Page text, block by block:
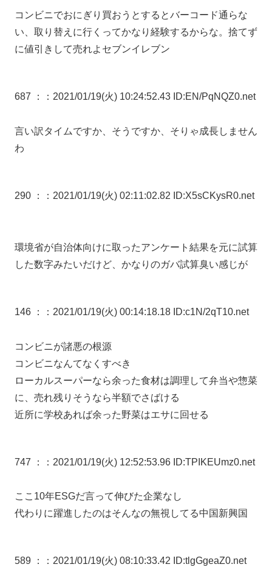
コンビニでおにぎり買おうとするとバーコード通らな
い、取り替えに行くってかなり経験するからな。捨てず
に値引きして売れよセブンイレブン
687 ： ：2021/01/19(火) 10:24:52.43 ID:EN/PqNQZ0.net
言い訳タイムですか、そうですか、そりゃ成長しません
わ
290 ： ：2021/01/19(火) 02:11:02.82 ID:X5sCKysR0.net
環境省が自治体向けに取ったアンケート結果を元に試算
した数字みたいだけど、かなりのガバ試算臭い感じが
146 ： ：2021/01/19(火) 00:14:18.18 ID:c1N/2qT10.net
コンビニが諸悪の根源
コンビニなんてなくすべき
ローカルスーパーなら余った食材は調理して弁当や惣菜
に、売れ残りそうなら半額でさばける
近所に学校あれば余った野菜はエサに回せる
747 ： ：2021/01/19(火) 12:52:53.96 ID:TPIKEUmz0.net
ここ10年ESGだ言って伸びた企業なし
代わりに躍進したのはそんなの無視してる中国新興国
589 ： ：2021/01/19(火) 08:10:33.42 ID:tlgGgeaZ0.net